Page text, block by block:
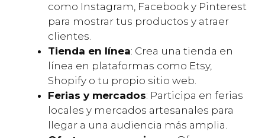
como Instagram, Facebook y Pinterest
para mostrar tus productos y atraer
clientes.
Tienda en línea: Crea una tienda en
línea en plataformas como Etsy,
Shopify o tu propio sitio web.
Ferias y mercados: Participa en ferias
locales y mercados artesanales para
llegar a una audiencia más amplia.